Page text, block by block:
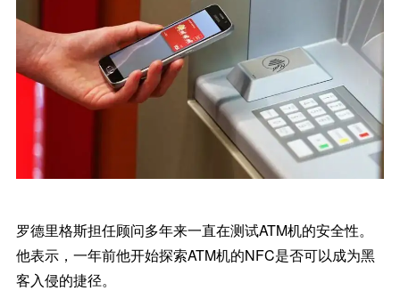
罗德里格斯担任顾问多年来一直在测试ATM机的安全性。
他表示，一年前他开始探索ATM机的NFC是否可以成为黑
客入侵的捷径。